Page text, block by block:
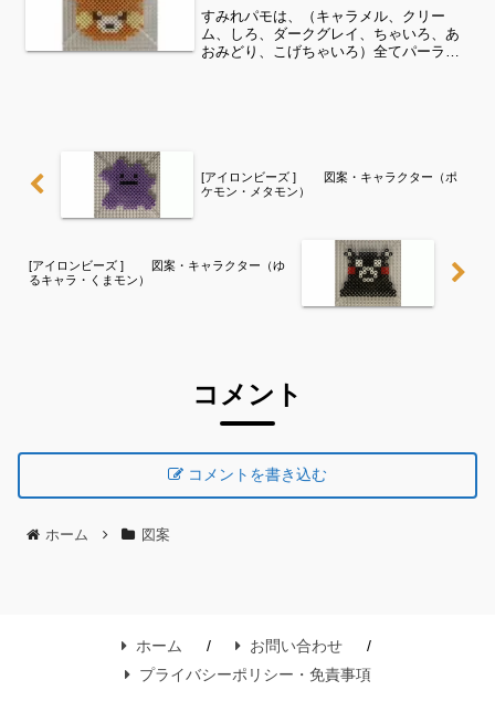
すみれパモは、（キャラメル、クリー
ム、しろ、ダークグレイ、ちゃいろ、あ
おみどり、こげちゃいろ）全てパーラー
[アイロンビーズ ] 図案・キャラクター（ポ
ケモン・メタモン）
[アイロンビーズ ] 図案・キャラクター（ゆ
るキャラ・くまモン）
コメント
コメントを書き込む
ホーム 図案
ホーム
お問い合わせ
プライバシーポリシー・免責事項